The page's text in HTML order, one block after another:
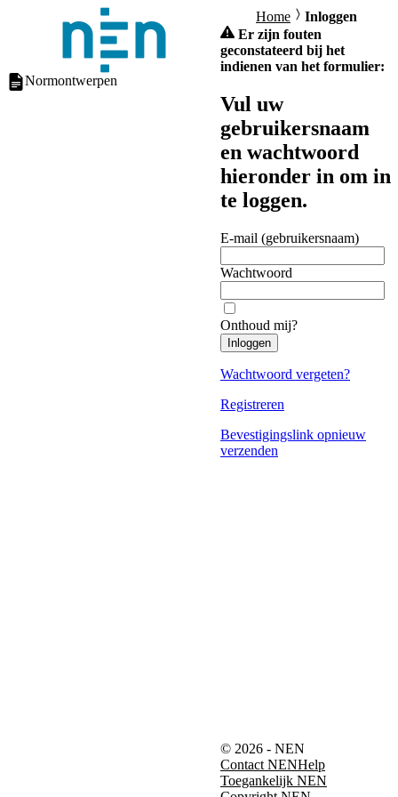
Normontwerpen
Home
Inloggen
Er zijn fouten
geconstateerd bij het
indienen van het formulier:
Vul uw
gebruikersnaam
en wachtwoord
hieronder in om in
te loggen.
E-mail (gebruikersnaam)
Wachtwoord
Onthoud mij?
Inloggen
Wachtwoord vergeten?
Registreren
Bevestigingslink opnieuw
verzenden
© 2026 - NEN
Contact NENHelp
Toegankelijk NEN